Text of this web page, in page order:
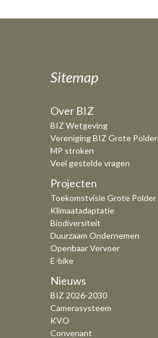
Sitemap
Over BIZ
BIZ Wetgeving
Vereniging BIZ Grote Polder
MP stroken
Veel gestelde vragen
Projecten
Toekomstvisie Grote Polder
Klimaatadaptatie
Biodiversiteit
Duurzaam Ondernemen
Openbaar Vervoer
E-bike
Nieuws
BIZ 2026-2030
Camerasysteem
KVO
Convenant